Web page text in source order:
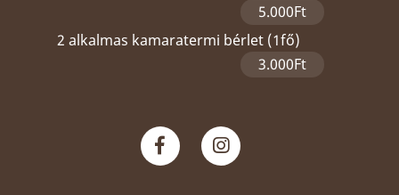
5.000Ft
2 alkalmas kamaratermi bérlet (1fő)
3.000Ft